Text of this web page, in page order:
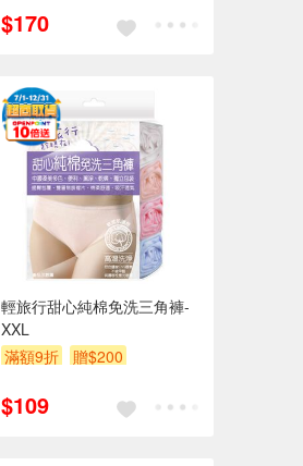
$170
輕旅行甜心純棉免洗三角褲-
XXL
滿額9折
贈$200
$109